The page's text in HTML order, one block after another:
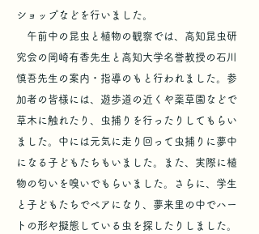
ショップなどを行いました。
午前中の昆虫と植物の観察では、高知昆虫研
究会の岡崎有香先生と高知大学名誉教授の石川
慎吾先生の案内・指導のもと行われました。参
加者の皆様には、遊歩道の近くや薬草園などで
草木に触れたり、虫捕りを行ったりしてもらい
ました。中には元気に走り回って虫捕りに夢中
になる子どもたちもいました。また、実際に植
物の匂いを嗅いでもらいました。さらに、学生
と子どもたちでペアになり、夢来里の中でハー
トの形や擬態している虫を探したりしました。